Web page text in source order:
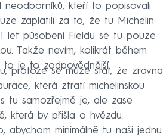
neodborníků, kteří to popisovali
zaplatili za to, že tu Michelin
let působení Fieldu se tu pouze
Takže nevím, kolikrát během
je to zodpovědnější.
protože se může stát, že zrovna
která ztratí michelinskou
tu samozřejmě je, ale zase
která by přišla o hvězdu.
minimálně tu naši jednu